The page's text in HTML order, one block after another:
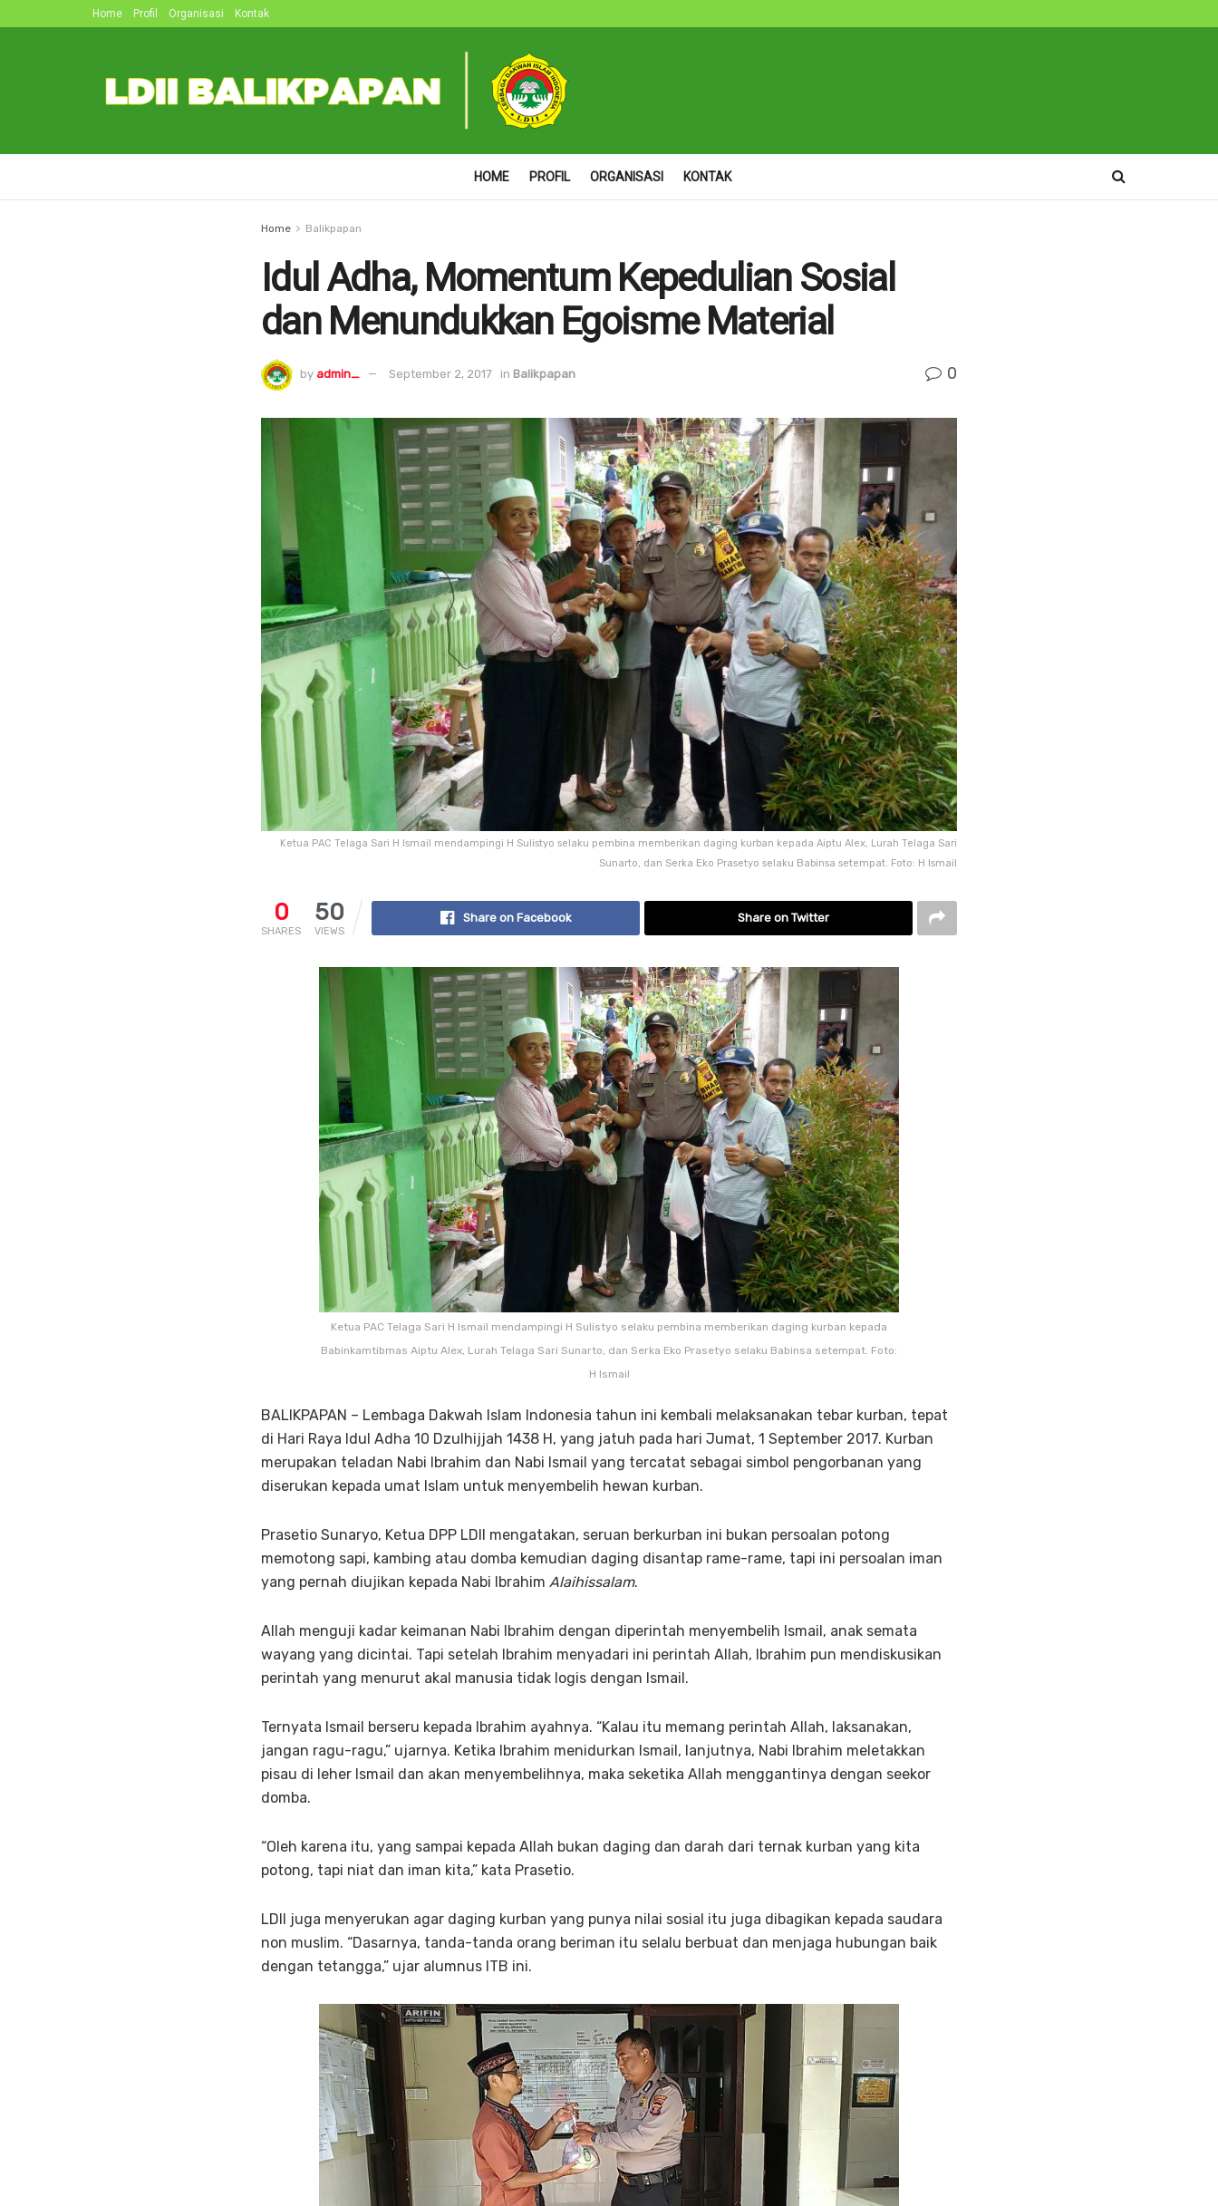
Home Profil Organisasi Kontak
HOME PROFIL ORGANISASI KONTAK
Home Balikpapan
Idul Adha, Momentum Kepedulian Sosial
dan Menundukkan Egoisme Material
by admin_ September 2, 2017 in Balikpapan 0
Ketua PAC Telaga Sari H Ismail mendampingi H Sulistyo selaku pembina memberikan daging kurban kepada Aiptu Alex, Lurah Telaga Sari
Sunarto, dan Serka Eko Prasetyo selaku Babinsa setempat. Foto: H Ismail
0
SHARES
50
VIEWS
Share on Facebook Share on Twitter
Ketua PAC Telaga Sari H Ismail mendampingi H Sulistyo selaku pembina memberikan daging kurban kepada
Babinkamtibmas Aiptu Alex, Lurah Telaga Sari Sunarto, dan Serka Eko Prasetyo selaku Babinsa setempat. Foto:
H Ismail
BALIKPAPAN – Lembaga Dakwah Islam Indonesia tahun ini kembali melaksanakan tebar kurban, tepat
di Hari Raya Idul Adha 10 Dzulhijjah 1438 H, yang jatuh pada hari Jumat, 1 September 2017. Kurban
merupakan teladan Nabi Ibrahim dan Nabi Ismail yang tercatat sebagai simbol pengorbanan yang
diserukan kepada umat Islam untuk menyembelih hewan kurban.
Prasetio Sunaryo, Ketua DPP LDII mengatakan, seruan berkurban ini bukan persoalan potong
memotong sapi, kambing atau domba kemudian daging disantap rame-rame, tapi ini persoalan iman
yang pernah diujikan kepada Nabi Ibrahim Alaihissalam.
Allah menguji kadar keimanan Nabi Ibrahim dengan diperintah menyembelih Ismail, anak semata
wayang yang dicintai. Tapi setelah Ibrahim menyadari ini perintah Allah, Ibrahim pun mendiskusikan
perintah yang menurut akal manusia tidak logis dengan Ismail.
Ternyata Ismail berseru kepada Ibrahim ayahnya. “Kalau itu memang perintah Allah, laksanakan,
jangan ragu-ragu,” ujarnya. Ketika Ibrahim menidurkan Ismail, lanjutnya, Nabi Ibrahim meletakkan
pisau di leher Ismail dan akan menyembelihnya, maka seketika Allah menggantinya dengan seekor
domba.
“Oleh karena itu, yang sampai kepada Allah bukan daging dan darah dari ternak kurban yang kita
potong, tapi niat dan iman kita,” kata Prasetio.
LDII juga menyerukan agar daging kurban yang punya nilai sosial itu juga dibagikan kepada saudara
non muslim. “Dasarnya, tanda-tanda orang beriman itu selalu berbuat dan menjaga hubungan baik
dengan tetangga,” ujar alumnus ITB ini.